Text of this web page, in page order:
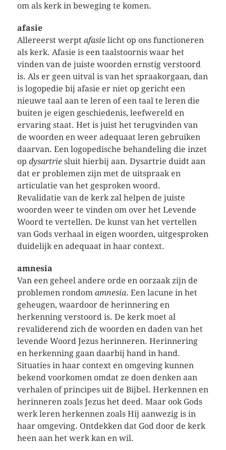
om als kerk in beweging te komen.
afasie
Allereerst werpt afasielicht op ons functioneren
als kerk. Afasie is een taalstoornis waar het
vinden van de juiste woorden ernstig verstoord
is. Als er geen uitval is van het spraakorgaan, dan
is logopedie bij afasie er niet op gericht een
nieuwe taal aan te leren of een taal te leren die
buiten je eigen geschiedenis, leefwereld en
ervaring staat. Het is juist het terugvinden van
de woorden en weer adequaat leren gebruiken
daarvan. Een logopedische behandeling die inzet
op dysartrie sluit hierbij aan. Dysartrie duidt aan
dat er problemen zijn met de uitspraak en
articulatie van het gesproken woord.
Revalidatie van de kerk zal helpen de juiste
woorden weer te vinden om over het Levende
Woord te vertellen. De kunst van het vertellen
van Gods verhaal in eigen woorden, uitgesproken
duidelijk en adequaat in haar context.
amnesia
Van een geheel andere orde en oorzaak zijn de
problemen rondom amnesia. Een lacune in het
geheugen, waardoor de herinnering en
herkenning verstoord is. De kerk moet al
revaliderend zich de woorden en daden van het
levende Woord Jezus herinneren. Herinnering
en herkenning gaan daarbij hand in hand.
Situaties in haar context en omgeving kunnen
bekend voorkomen omdat ze doen denken aan
verhalen of principes uit de Bijbel. Herkennen en
herinneren zoals Jezus het deed. Maar ook Gods
werk leren herkennen zoals Hij aanwezig is in
haar omgeving. Ontdekken dat God door de kerk
heen aan het werk kan en wil.